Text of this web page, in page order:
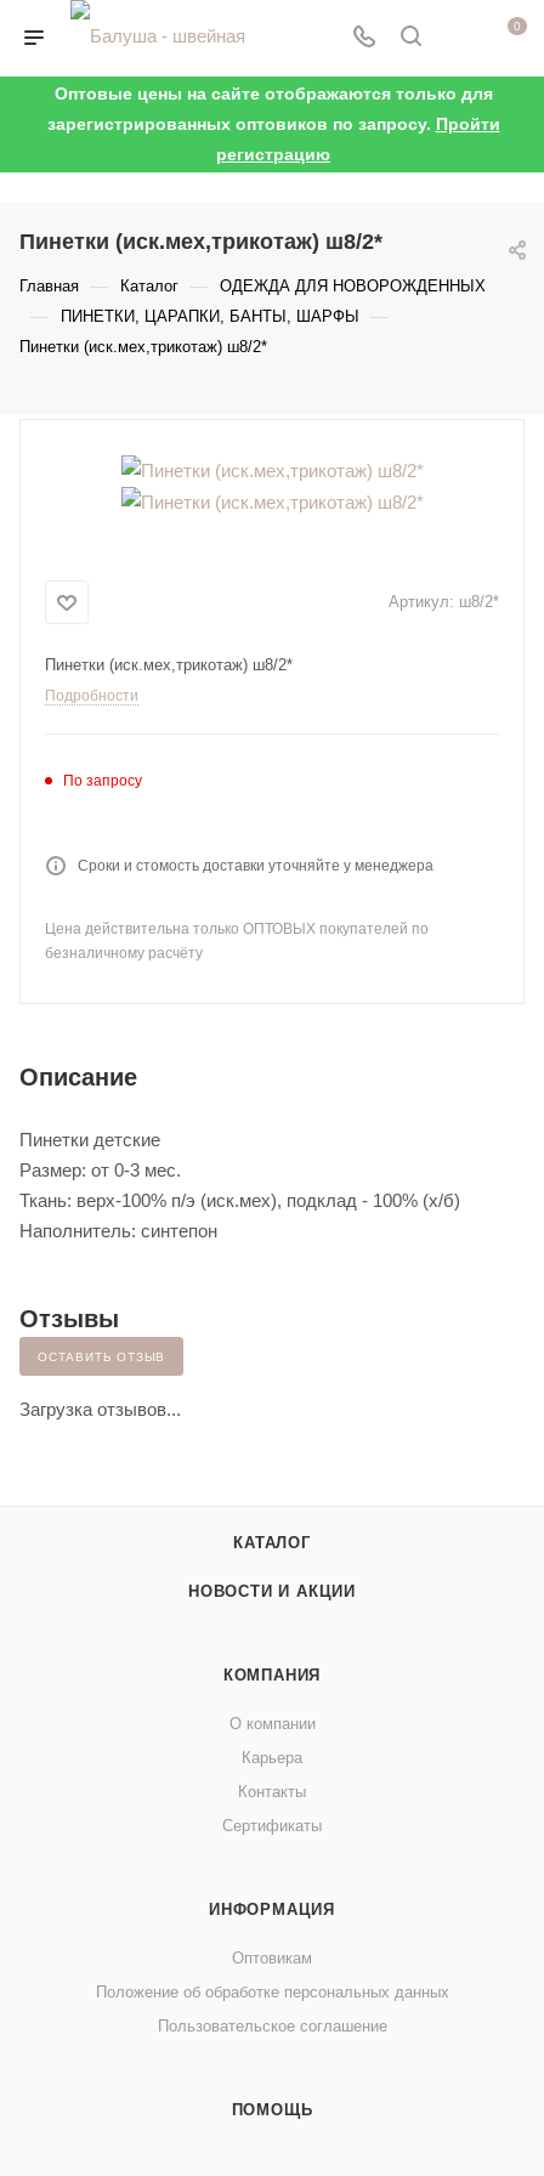
0
Оптовые цены на сайте отображаются только для
зарегистрированных оптовиков по запросу. Пройти
регистрацию
Пинетки (иск.мех,трикотаж) ш8/2*
Главная — Каталог — ОДЕЖДА ДЛЯ НОВОРОЖДЕННЫХ
— ПИНЕТКИ, ЦАРАПКИ, БАНТЫ, ШАРФЫ —
Пинетки (иск.мех,трикотаж) ш8/2*
Артикул: ш8/2*
Пинетки (иск.мех,трикотаж) ш8/2*
Подробности
По запросу
Сроки и стомость доставки уточняйте у менеджера
Цена действительна только ОПТОВЫХ покупателей по
безналичному расчёту
Описание
Пинетки детские
Размер: от 0-3 мес.
Ткань: верх-100% п/э (иск.мех), подклад - 100% (х/б)
Наполнитель: синтепон
Отзывы
ОСТАВИТЬ ОТЗЫВ
Загрузка отзывов...
КАТАЛОГ
НОВОСТИ И АКЦИИ
КОМПАНИЯ
О компании
Карьера
Контакты
Сертификаты
ИНФОРМАЦИЯ
Оптовикам
Положение об обработке персональных данных
Пользовательское соглашение
ПОМОЩЬ